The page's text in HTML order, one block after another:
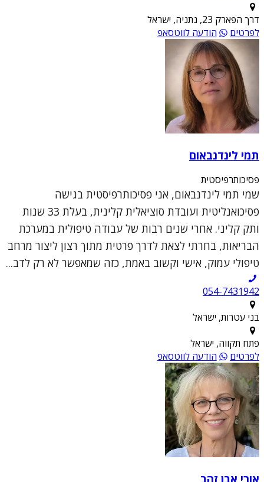
דרך הפארק 23, נתניה, ישראל
לפרטים
הודעה לווטסאפ
תמי לינדנבאום
פסיכותרפיסטית
שמי תמי לינדנבאום, אני פסיכותרפיסטית בגישה
פסיכואנליטית ועובדת סוציאלית קלינית, בעלת 33 שנות
ותק קליני. אחרי שנים רבות של עבודה טיפולית במערכת
הבריאות, בחרתי לצאת לדרך פרטית מתוך רצון ליצור מרחב
טיפולי עמוק, אישי וקשוב באמת, כזה שמאפשר לא רק לדב...
054-7431942
בני עטרות, ישראל
פתח תקווה, ישראל
לפרטים
הודעה לווטסאפ
אורי אבן זהב